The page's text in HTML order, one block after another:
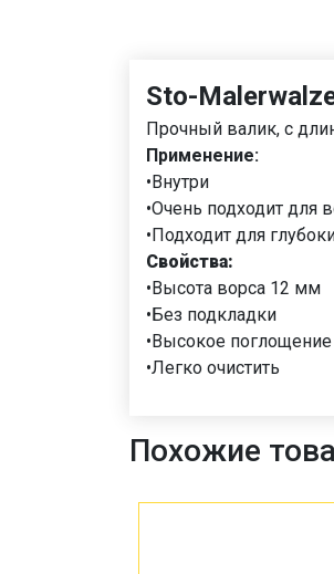
Sto-
Прочный валик, с
Применение:
•Внутри
•Очень подходит для
•Подходит для
Свойства:
•Высота ворса 12 мм
•Без подкладки
•Высокое
•Легко очистить
Похожие